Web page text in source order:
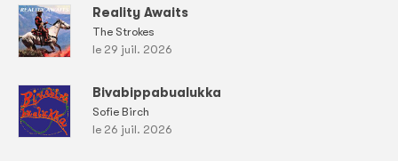
Reality Awaits
The Strokes
le 29 juil. 2026
Bivabippabualukka
Sofie Birch
le 26 juil. 2026